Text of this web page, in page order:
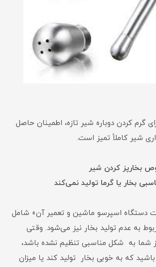
گرم کردن دوباره شیر تازه، اطمینان حاصل
شیر کاملاً تمیز است.
بخارپز کردن شیر
بخار یا گرما تولید نمی‌کند
اسپرسو ماشین و تعمیر آن» شامل
به عدم تولید بخار نیز می‌شود. وقتی
شما به شکل مناسبی تنظیم نشده باشد،
باشید که به خوبی بخار تولید کند یا میزان